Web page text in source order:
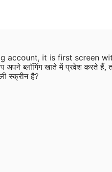
account, it is first screen
ब्लॉगिंग खाते में प्रवेश करते हैं,
स्क्रीन है?